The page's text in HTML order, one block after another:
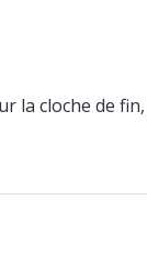
la cloche de